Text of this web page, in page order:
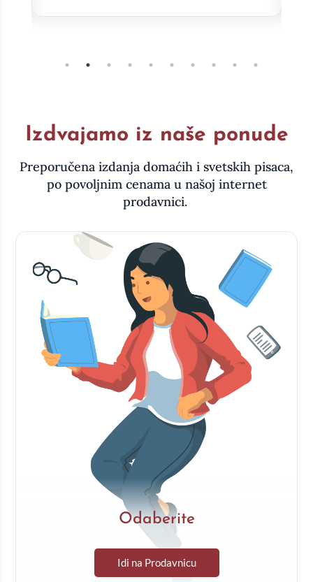
Izdvajamo iz naše ponude
Preporučena izdanja domaćih i svetskih pisaca,
po povoljnim cenama u našoj internet
prodavnici.
Odaberite
Idi na Prodavnicu